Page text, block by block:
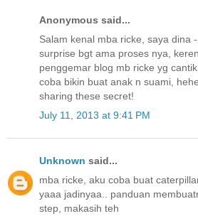
Anonymous said...
Salam kenal mba ricke, saya dina
surprise bgt ama proses nya,
penggemar blog mb ricke yg
coba bikin buat anak n suami,
sharing these secret!
July 11, 2013 at 9:41 PM
Unknown said...
mba ricke, aku coba buat
yaaa jadinyaa.. panduan
step, makasih teh